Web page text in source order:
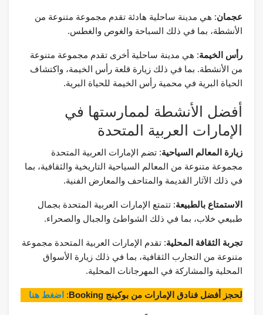
عجمان: هي مدينة ساحلية هادئة تقدم مجموعة متنوعة من
الأنشطة، بما في ذلك السباحة والغوص والغطس.
رأس الخيمة: هي مدينة ساحلية أخرى تقدم مجموعة متنوعة
من الأنشطة. بما في ذلك زيارة قلعة رأس الخيمة، واكتشاف
الحياة البرية في محمية رأس الخيمة للحياة البرية.
أفضل الأنشطة لممارستها في
الإمارات العربية المتحدة
زيارة المعالم السياحية: تضم الإمارات العربية المتحدة
مجموعة متنوعة من المعالم السياحية التاريخية والثقافية، بما
في ذلك الآثار القديمة والمتاحف والمعارض الفنية.
الاستمتاع بالطبيعة: تتمتع الإمارات العربية المتحدة بجمال
طبيعي خلاب، بما في ذلك الشواطئ والجبال والصحراء.
تجربة الثقافة المحلية: تقدم الإمارات العربية المتحدة مجموعة
متنوعة من التجارب الثقافية، بما في ذلك زيارة الأسواق
المحلية والمشاركة في المهرجانات المحلية.
لحجز أفضل فنادق الإمارات من بوكينج Booking : اضغط هنا